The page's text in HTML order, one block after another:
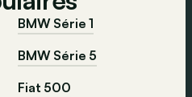
BMW Série 1
BMW Série 5
Fiat 500